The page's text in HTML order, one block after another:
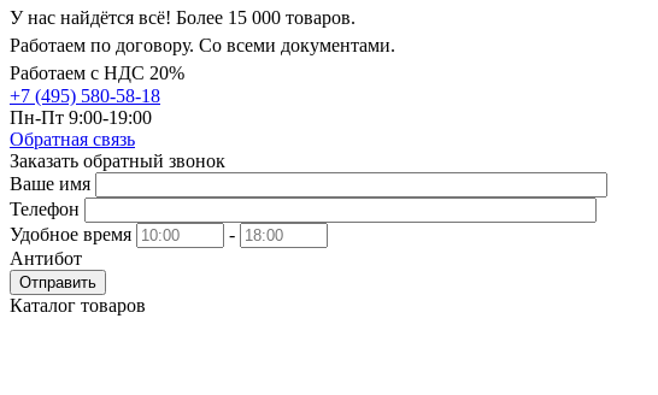
У нас найдётся всё! Более 15 000 товаров.
Работаем по договору. Со всеми документами.
Работаем с НДС 20%
+7 (495) 580-58-18
Пн-Пт 9:00-19:00
Обратная связь
Заказать обратный звонок
Ваше имя
Телефон
Удобное время
-
Антибот
Отправить
Каталог товаров